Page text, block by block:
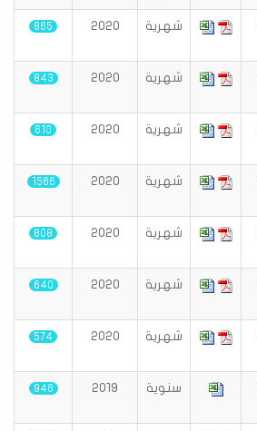
شهرية 2020
865
شهرية 2020
843
شهرية 2020
610
شهرية 2020
1566
شهرية 2020
808
شهرية 2020
640
شهرية 2020
574
سنوية 2019
946